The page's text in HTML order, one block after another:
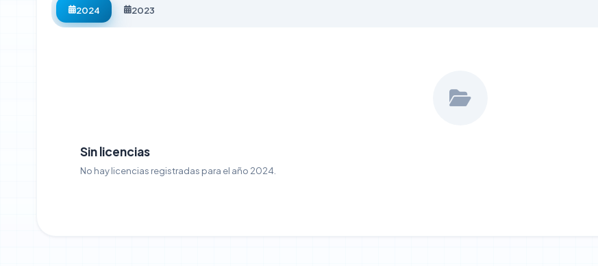
2024 2023
Sin licencias
No hay licencias registradas para el año 2024.